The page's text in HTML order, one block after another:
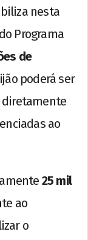
nesta
Programa
de
poderá ser
diretamente
ao
25 mil
ao
o